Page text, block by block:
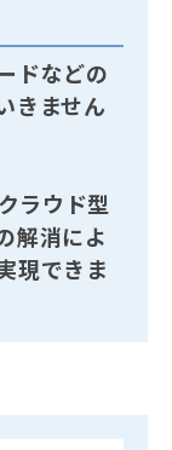
ドなどの
きません
ラウド型
解消によ
現できま